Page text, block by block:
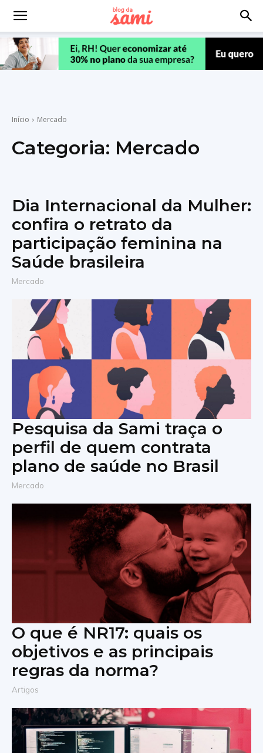
Início Mercado
Categoria: Mercado
Dia Internacional da Mulher:
confira o retrato da
participação feminina na
Saúde brasileira
Mercado
Pesquisa da Sami traça o
perfil de quem contrata
plano de saúde no Brasil
Mercado
O que é NR17: quais os
objetivos e as principais
regras da norma?
Artigos